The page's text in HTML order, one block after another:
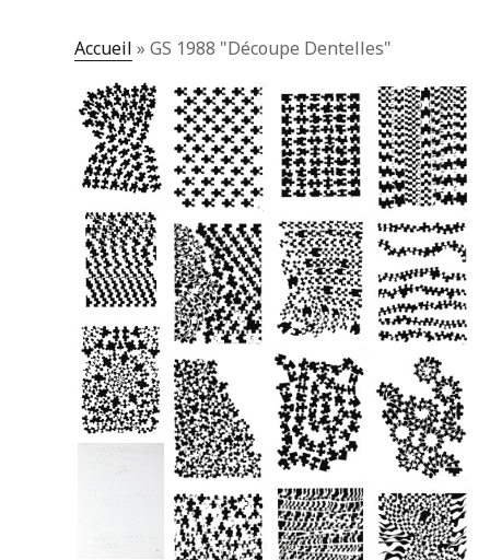
Accueil »GS 1988 "Découpe Dentelles"